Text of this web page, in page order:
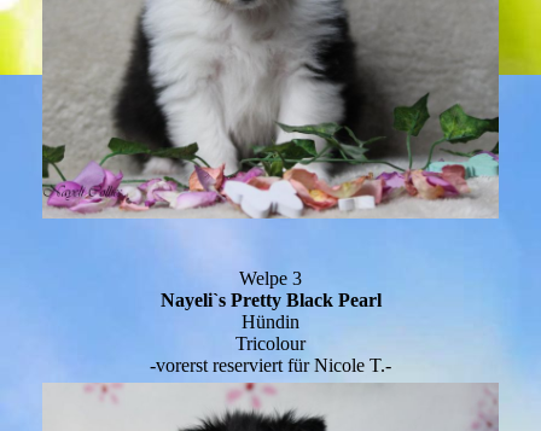
Welpe 3
Nayeli`s Pretty Black Pearl
Hündin
Tricolour
-vorerst reserviert für Nicole T.-